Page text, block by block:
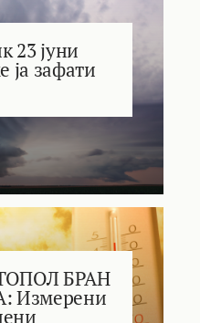
23 јуни
ја зафати
БРАН
Измерени